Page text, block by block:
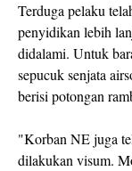
Terduga pelaku
penyidikan lebih
didalami. Untuk
sepucuk senjata
berisi potongan
"Korban NE juga
dilakukan visum.